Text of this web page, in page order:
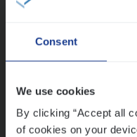
Consent
We use cookies
By clicking “Accept all
of cookies on your
Ons